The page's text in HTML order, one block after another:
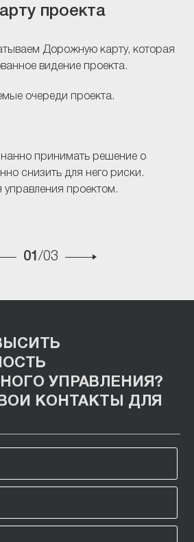
проекта
Дорожную карту, которая
видение проекта.
очереди проекта.
принимать решение о
снизить для него риски.
управления проектом.
01 /03
УПРАВЛЕНИЯ?
КОНТАКТЫ ДЛЯ